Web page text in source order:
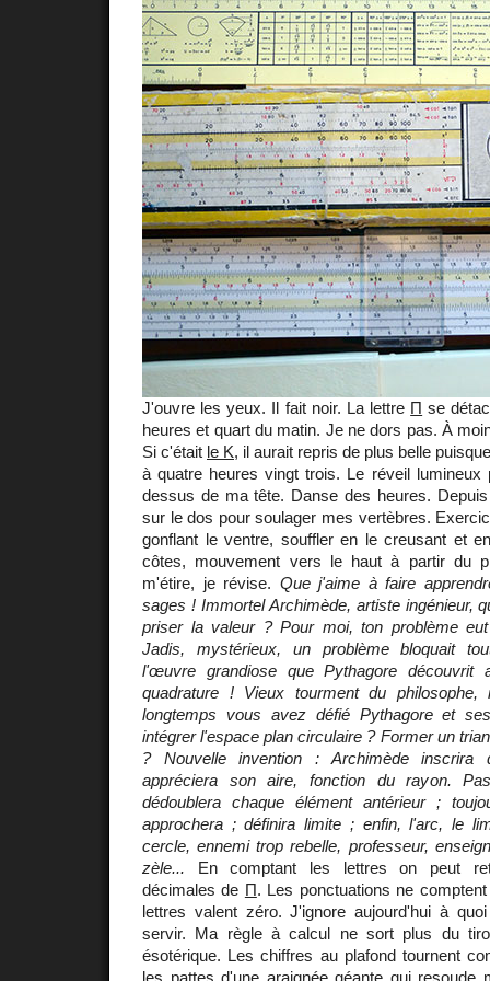
J'ouvre les yeux. Il fait noir. La lettre Π se
heures et quart du matin. Je ne dors pas. À
Si c'était le K, il aurait repris de plus belle
à quatre heures vingt trois. Le réveil lumineux
dessus de ma tête. Danse des heures.
sur le dos pour soulager mes vertèbres.
gonflant le ventre, souffler en le creusant et
côtes, mouvement vers le haut à partir du
m'étire, je révise. Que j'aime à faire
sages ! Immortel Archimède, artiste ingénieur,
priser la valeur ? Pour moi, ton problème
Jadis, mystérieux, un problème bloquait
l'œuvre grandiose que Pythagore découvrit
quadrature ! Vieux tourment du philosophe,
longtemps vous avez défié Pythagore et
intégrer l'espace plan circulaire ? Former un
? Nouvelle invention : Archimède inscrira
appréciera son aire, fonction du rayon.
dédoublera chaque élément antérieur ;
approchera ; définira limite ; enfin, l'arc, le
cercle, ennemi trop rebelle, professeur,
zèle... En comptant les lettres on peut
décimales de Π. Les ponctuations ne
lettres valent zéro. J'ignore aujourd'hui à
servir. Ma règle à calcul ne sort plus du
ésotérique. Les chiffres au plafond tournent